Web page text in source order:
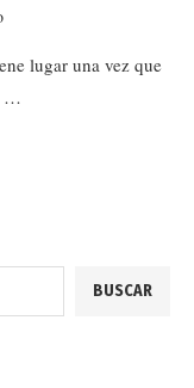
lugar una vez que
…
BUSCAR